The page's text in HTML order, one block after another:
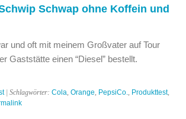
Schwap ohne Koffein und
und oft mit meinem Großvater auf Tour
Gaststätte einen “Diesel” bestellt.
| Schlagwörter: Cola Orange PepsiCo. Produkttest,